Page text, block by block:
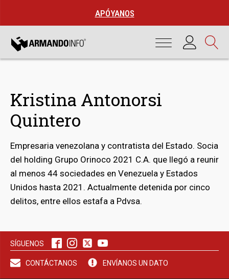
APÓYANOS
Kristina Antonorsi
Quintero
Empresaria venezolana y contratista del Estado. Socia
del holding Grupo Orinoco 2021 C.A. que llegó a reunir
al menos 44 sociedades en Venezuela y Estados
Unidos hasta 2021. Actualmente detenida por cinco
delitos, entre ellos estafa a Pdvsa.
SÍGUENOS
CONTÁCTANOS ENVÍANOS UN DATO